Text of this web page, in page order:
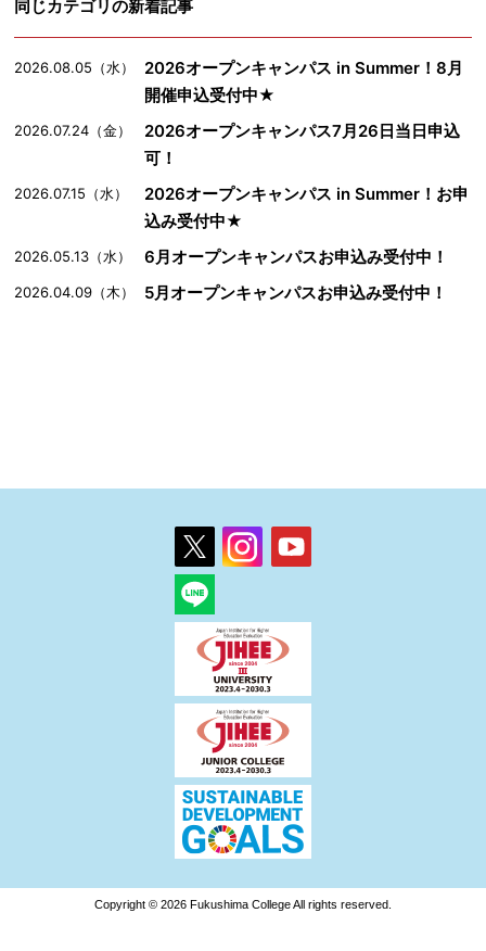
同じカテゴリの新着記事
2026.08.05（水）
2026オープンキャンパス in Summer！8月
開催申込受付中★
2026.07.24（金）
2026オープンキャンパス7月26日当日申込
可！
2026.07.15（水）
2026オープンキャンパス in Summer！お申
込み受付中★
2026.05.13（水） 6月オープンキャンパスお申込み受付中！
2026.04.09（木） 5月オープンキャンパスお申込み受付中！
Copyright © 2026 Fukushima College All rights reserved.